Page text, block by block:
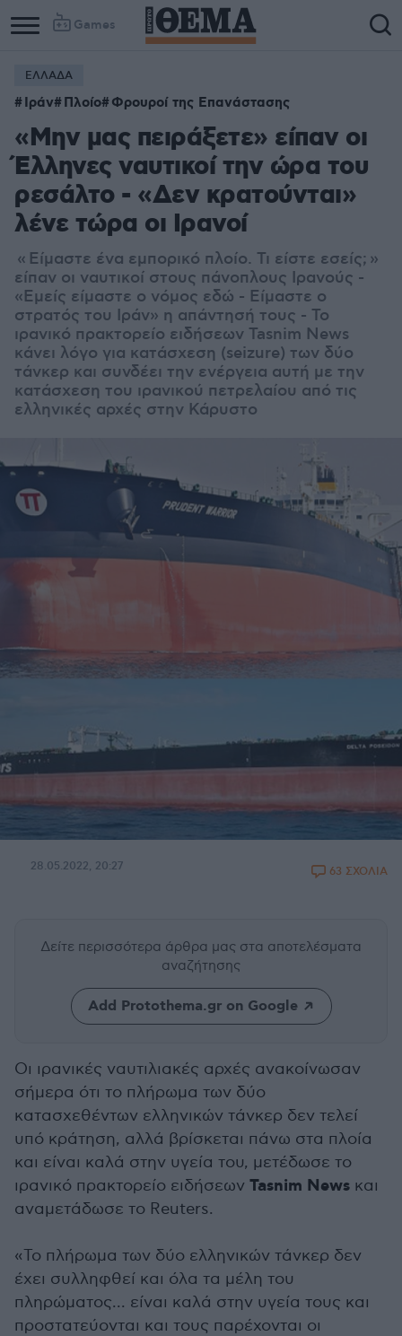
Games
ΕΛΛΑΔΑ
Ιράν Πλοίο Φρουροί της Επανάστασης
«Μην μας πειράξετε» είπαν οι
Έλληνες ναυτικοί την ώρα του
ρεσάλτο - «Δεν κρατούνται»
λένε τώρα οι Ιρανοί
« Είμαστε ένα εμπορικό πλοίο. Τι είστε εσείς; »
είπαν οι ναυτικοί στους πάνοπλους Ιρανούς -
«Εμείς είμαστε ο νόμος εδώ - Είμαστε ο
στρατός του Ιράν» η απάντησή τους - Το
ιρανικό πρακτορείο ειδήσεων Tasnim News
κάνει λόγο για κατάσχεση (seizure) των δύο
τάνκερ και συνδέει την ενέργεια αυτή με την
κατάσχεση του ιρανικού πετρελαίου από τις
ελληνικές αρχές στην Κάρυστο
28.05.2022, 20:27 63 ΣΧΟΛΙΑ
Δείτε περισσότερα άρθρα μας στα αποτελέσματα
αναζήτησης
Add Protothema.gr on Google
Oι ιρανικές ναυτιλιακές αρχές ανακοίνωσαν
σήμερα ότι το πλήρωμα των δύο
κατασχεθέντων ελληνικών τάνκερ δεν τελεί
υπό κράτηση, αλλά βρίσκεται πάνω στα πλοία
και είναι καλά στην υγεία του, μετέδωσε το
ιρανικό πρακτορείο ειδήσεων Tasnim News και
αναμετάδωσε το Reuters.
«Το πλήρωμα των δύο ελληνικών τάνκερ δεν
έχει συλληφθεί και όλα τα μέλη του
πληρώματος... είναι καλά στην υγεία τους και
προστατεύονται και τους παρέχονται οι